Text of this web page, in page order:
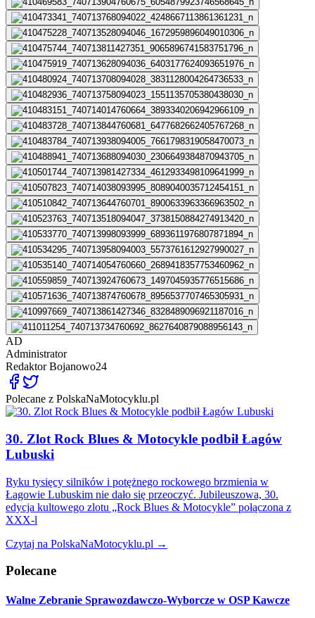
AD
Administrator
RedaktorBojanowo24
Polecane z PolskaNaMotocyklu.pl
30. Zlot Rock Blues & Motocykle podbił Łagów
Lubuski
Ryku tysięcy silników i potężnego rockowego brzmienia w
Łagowie Lubuskim nie dało się przeoczyć. Jubileuszowa, 30.
edycja kultowego zlotu „Rock Blues & Motocykle” połączona z
XXX-l
Czytaj na PolskaNaMotocyklu.pl →
Polecane
Walne Zebranie Sprawozdawczo-Wyborcze w OSP Kawcze